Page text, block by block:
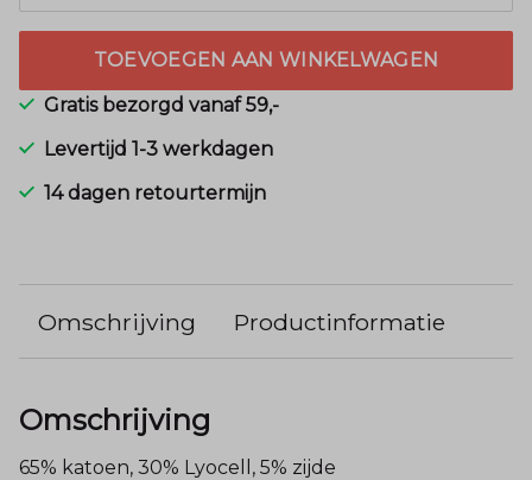
TOEVOEGEN AAN WINKELWAGEN
Gratis bezorgd vanaf 59,-
Levertijd 1-3 werkdagen
14 dagen retourtermijn
Omschrijving Productinformatie
Omschrijving
65% katoen, 30% Lyocell, 5% zijde